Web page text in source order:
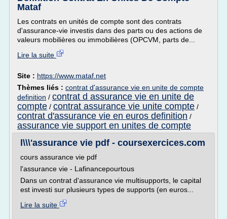
Mataf
Les contrats en unités de compte sont des contrats
d'assurance-vie investis dans des parts ou des actions de
valeurs mobilières ou immobilières (OPCVM, parts de...
Lire la suite
Site : https://www.mataf.net
Thèmes liés : contrat d'assurance vie en unite de compte
definition / contrat d assurance vie en unite de
compte / contrat assurance vie unite compte /
contrat d'assurance vie en euros definition /
assurance vie support en unites de compte
l\\\'assurance vie pdf - coursexercices.com
cours assurance vie pdf
l'assurance vie - Lafinancepourtous
Dans un contrat d'assurance vie multisupports, le capital
est investi sur plusieurs types de supports (en euros...
Lire la suite